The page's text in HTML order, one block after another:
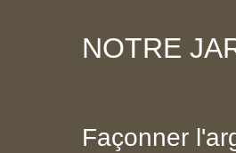
NOTRE
Façonner